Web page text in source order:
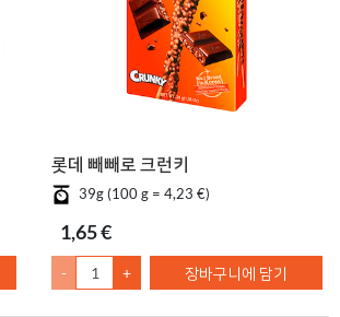
롯데 빼빼로 크런키
39g (100 g = 4,23 €)
1,65 €
- + 장바구니에 담기